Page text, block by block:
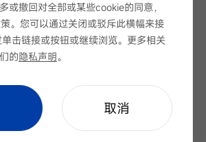
源科技股份有限公司 版权所有
Setting | 网站地图 隐私声明
或撤回对全部或某些cookie的同意，
。您可以通过关闭或驳斥此横幅来接
击链接或按钮或继续浏览。更多相关
的隐私声明。
取消
cookie setting